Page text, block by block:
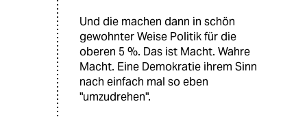
Und die machen dann in schön
gewohnter Weise Politik für die
oberen 5 %. Das ist Macht. Wahre
Macht. Eine Demokratie ihrem Sinn
nach einfach mal so eben
"umzudrehen".